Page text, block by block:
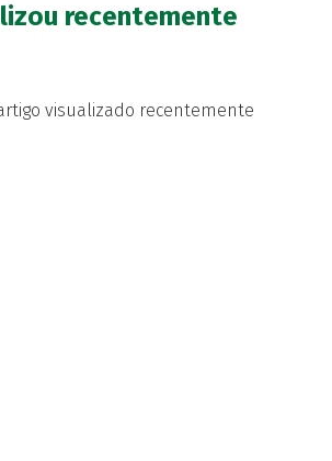
recentemente
visualizado recentemente